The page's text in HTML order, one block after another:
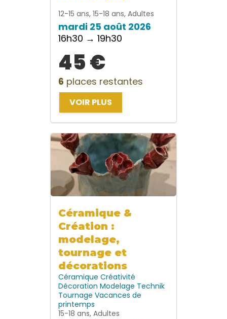
12-15 ans, 15-18 ans, Adultes
mardi 25 août 2026
16h30 → 19h30
45 €
6 places restantes
VOIR PLUS
Céramique &
Création :
modelage,
tournage et
décorations
Céramique Créativité
Décoration Modelage Technik
Tournage Vacances de
printemps
15-18 ans, Adultes